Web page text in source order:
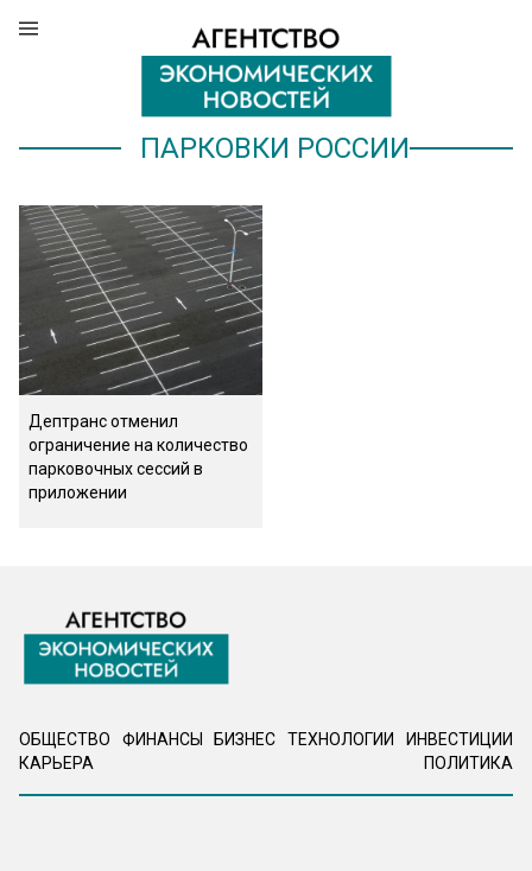
ПАРКОВКИ РОССИИ
Дептранс отменил
ограничение на количество
парковочных сессий в
приложении
ОБЩЕСТВО ФИНАНСЫ БИЗНЕС ТЕХНОЛОГИИ
ИНВЕСТИЦИИ
КАРЬЕРА
ПОЛИТИКА